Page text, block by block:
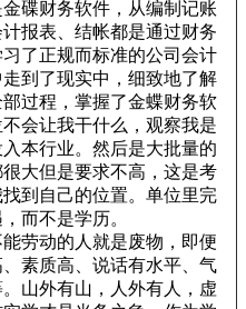
碟财务软件，从编制记账
报表、结帐都是通过财务
了正规而标准的公司会计
到了现实中，细致地了解
过程，掌握了金蝶财务软
会让我干什么，观察我是
本行业。然后是大批量的
大但是要求不高，这是考
到自己的位置。单位里完
而不是学历。
劳动的人就是废物，即便
素质高、说话有水平、气
山外有山，人外有人，虚